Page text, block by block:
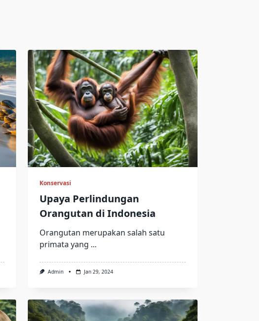
Konservasi
Upaya Perlindungan
Orangutan di Indonesia
Orangutan merupakan salah satu
primata yang ...
Admin Jan 29, 2024